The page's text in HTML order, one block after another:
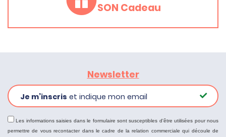
SON Cadeau
Newsletter
Je m’inscris et indique mon email
Les informations saisies dans le formulaire sont susceptibles d'être utilisées pour nous
permettre de vous recontacter dans le cadre de la relation commerciale qui découle de